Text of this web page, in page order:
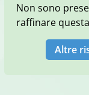
Non sono
raffinare
Altre